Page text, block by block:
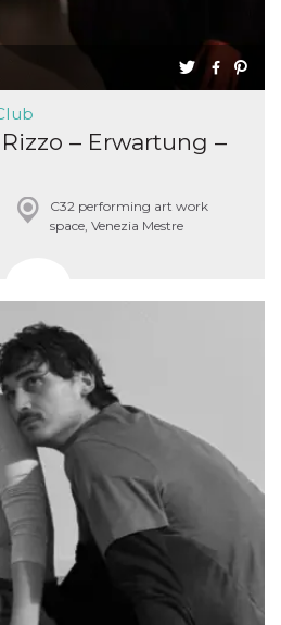
– Erwartung –
C32 performing art work
space, Venezia Mestre